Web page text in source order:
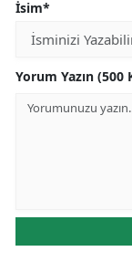
İsim*
Yorum Yazın (500